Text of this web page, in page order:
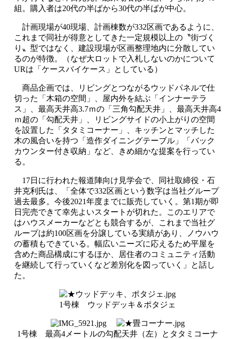
組。購入者は20代の半ばから30代の半ばが中心。
計画現場が40現場、計画棟数が332区画であるように、
これまで同社が得意としてきた一定規模以上の〝街づく
り〟型ではなく、建設現場が区画整理地内に分散してい
るのが特徴。（なぜ大ロットで入札しないのかについて
URは「ケースバイケース」としている）
商品企画では、リビングとつながるウッドパネルで仕
切った「木箱の空間」、屋内外を結ぶ「インナーテラ
ス」、最高天井高3.7ｍの「三角勾配天井」、最高天井高4
ｍ超の「勾配天井」、リビングサイドの小上がりの空間
を設置した「タタミコーナー」、キッチンとマッチした
木の風合いを持つ「造作ダイニングテーブル」「バック
カウンター付き収納」など、きめ細かな提案を行ってい
る。
17日に行われた報道陣向け見学会で、同社取締役・石
井克利氏は、「全体で332区画という数字は当社グループ
過去最多。今後2021年度までに販売していく。第1期が即
日完売できて幸先よいスタートが切れた。このエリアで
はハウスメーカーなどとも競合するが、これまで当社グ
ループは約100区画を分譲している実績があり、ノウハウ
の蓄積もできている。幅広いニーズに応えるため平屋を
含めた商品構成にするほか、居住者のコミュニティ活動
を継続して行っていくなど差別化を図っていく」と話し
た。
1号棟 ウッドデッキ＆ポタジェ
1号棟 最高4メートルの勾配天井（左）とタタミコーナ